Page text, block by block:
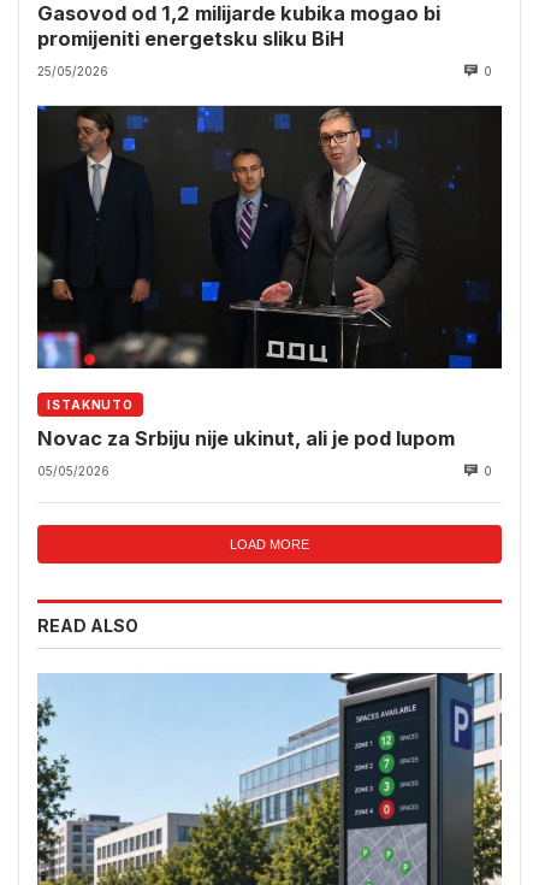
Gasovod od 1,2 milijarde kubika mogao bi
promijeniti energetsku sliku BiH
25/05/2026 0
ISTAKNUTO
Novac za Srbiju nije ukinut, ali je pod lupom
05/05/2026 0
LOAD MORE
READ ALSO